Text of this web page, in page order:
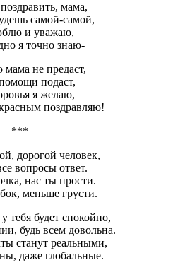
мама,
самой-самой,
и уважаю,
я точно знаю-
мама не предаст,
подаст,
я желаю,
поздравляю!
***
дорогой человек,
вопросы ответ.
нас ты прости.
меньше грусти.
тебя будет спокойно,
будь всем довольна.
станут реальными,
даже глобальные.